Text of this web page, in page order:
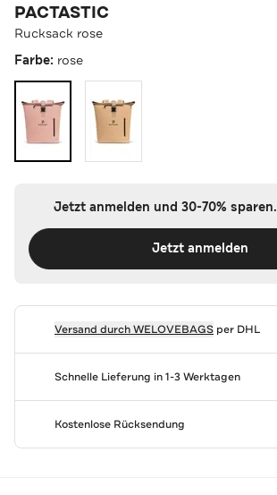
PACTASTIC
Rucksack rose
Farbe: rose
Jetzt anmelden und 30-70% sparen.
Jetzt anmelden
Versand durchWELOVEBAGSper DHL
Schnelle Lieferung in 1-3 Werktagen
Kostenlose Rücksendung